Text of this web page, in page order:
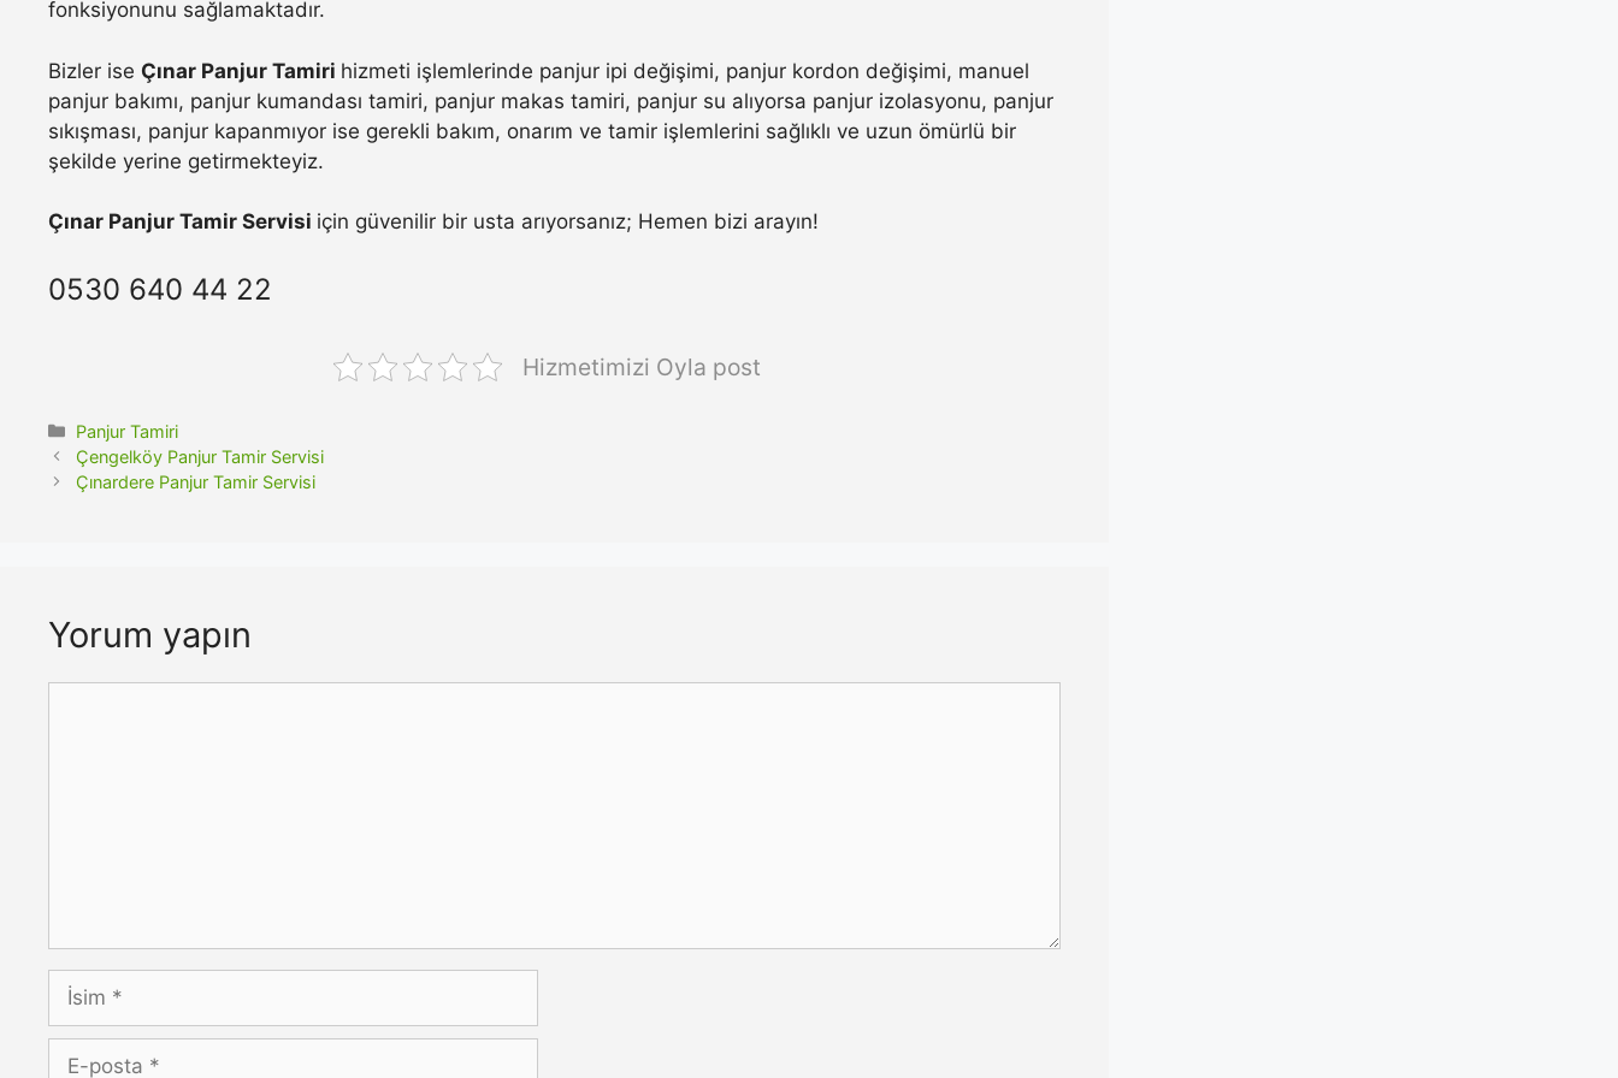
fonksiyonunu sağlamaktadır.
Bizler ise Çınar Panjur Tamiri hizmeti işlemlerinde panjur ipi değişimi, panjur kordon değişimi, manuel
panjur bakımı, panjur kumandası tamiri, panjur makas tamiri, panjur su alıyorsa panjur izolasyonu, panjur
sıkışması, panjur kapanmıyor ise gerekli bakım, onarım ve tamir işlemlerini sağlıklı ve uzun ömürlü bir
şekilde yerine getirmekteyiz.
Çınar Panjur Tamir Servisi için güvenilir bir usta arıyorsanız; Hemen bizi arayın!
0530 640 44 22
Hizmetimizi Oyla post
Kategoriler
Panjur Tamiri
Çengelköy Panjur Tamir Servisi
Çınardere Panjur Tamir Servisi
Yorum yapın
İsim